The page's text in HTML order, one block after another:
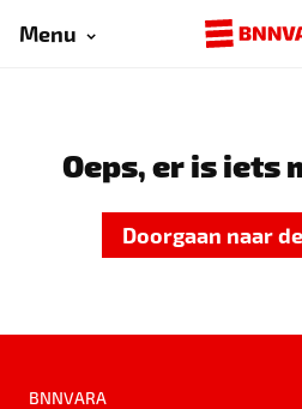
Menu
Oeps, er is iets
Doorgaan naar
BNNVARA